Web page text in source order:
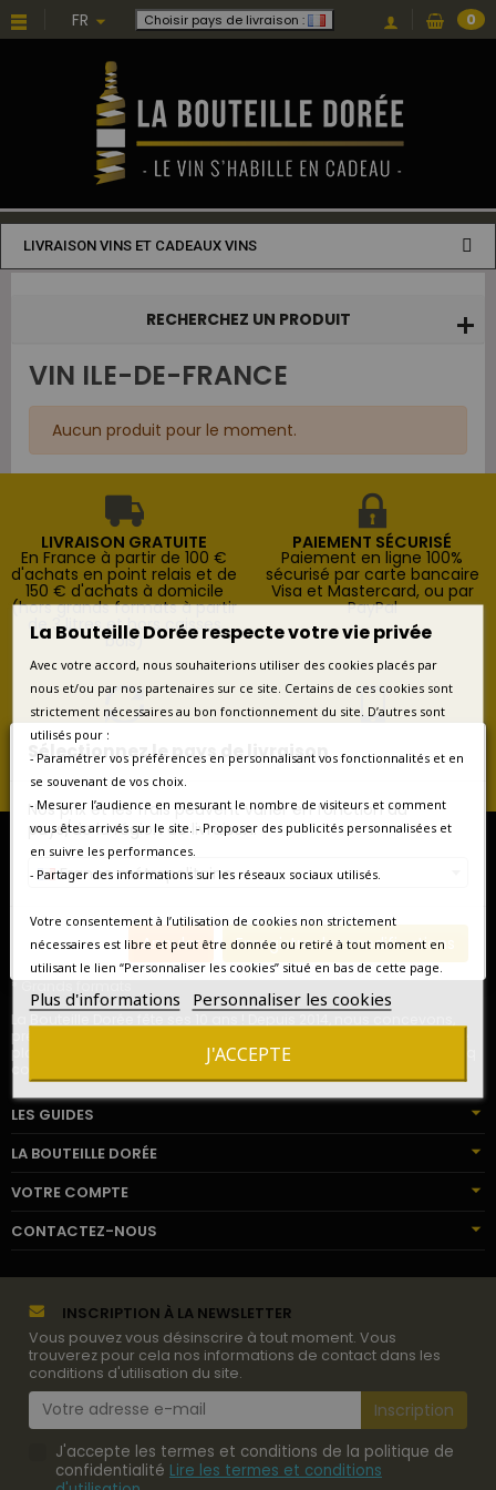
Sélectionnez le pays de livraison
Nos prix et les frais peuvent varier en fonction du
pays/de la région de livraison.
France métropolitaine
Annuler Enregistrer les modifications
FR Choisir pays de livraison : 0
LIVRAISON VINS ET CADEAUX VINS
RECHERCHEZ UN PRODUIT
VIN ILE-DE-FRANCE
Aucun produit pour le moment.
LIVRAISON GRATUITE
En France à partir de 100 €
d'achats en point relais et de
150 € d'achats à domicile
(hors grands formats à partir
de 3 litres et hors caisses
bois)
PAIEMENT SÉCURISÉ
Paiement en ligne 100%
sécurisé par carte bancaire
Visa et Mastercard, ou par
PayPal
RETOURS FACILES
Retours possibles pendant 14
jours à compter de la
livraison
Contactez-nous au
+33(0)1.46.22.29.79 du lundi
* Vins de France et d'ailleurs
* Coffrets vins
* Coffrets Champagne
* Vieux millésimes
* Grands formats
La Bouteille Dorée fête ses 10 ans ! Depuis 2014, nous concevons,
préparons et livrons des cadeaux de vins et champagnes pour le
plaisir de milliers de destinataires en France, en Europe, sur les cinq
continents.
LES GUIDES
LA BOUTEILLE DORÉE
VOTRE COMPTE
CONTACTEZ-NOUS
La Bouteille Dorée respecte votre vie privée
Avec votre accord, nous souhaiterions utiliser des cookies placés par
nous et/ou par nos partenaires sur ce site. Certains de ces cookies sont
strictement nécessaires au bon fonctionnement du site. D’autres sont
utilisés pour :
- Paramétrer vos préférences en personnalisant vos fonctionnalités et en
se souvenant de vos choix.
- Mesurer l’audience en mesurant le nombre de visiteurs et comment
vous êtes arrivés sur le site. - Proposer des publicités personnalisées et
en suivre les performances.
- Partager des informations sur les réseaux sociaux utilisés.
Votre consentement à l’utilisation de cookies non strictement
nécessaires est libre et peut être donnée ou retiré à tout moment en
utilisant le lien “Personnaliser les cookies” situé en bas de cette page.
Plus d'informations Personnaliser les cookies
J'ACCEPTE
INSCRIPTION À LA NEWSLETTER
Vous pouvez vous désinscrire à tout moment. Vous
trouverez pour cela nos informations de contact dans les
conditions d'utilisation du site.
J'accepte les termes et conditions de la politique de
confidentialité Lire les termes et conditions
Choisissez une valeur...